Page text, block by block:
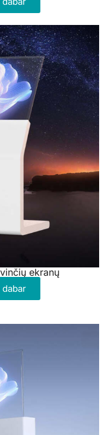
ekranų
dabar